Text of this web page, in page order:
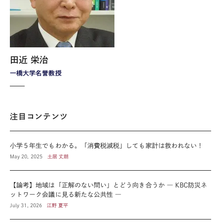
一橋大学名誉教授
田近 栄治
注目コンテンツ
小学５年生でもわかる。「消費税減税」しても家計は救われない！
May 20, 2025 土居 丈朗
【論考】地域は「正解のない問い」とどう向き合うか ― KBC防災ネ
ットワーク会議に見る新たな公共性 ―
July 31, 2026 江野 夏平